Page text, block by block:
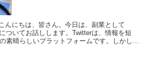
んにちは、皆さん。今日は、副業として
ついてお話しします。Twitterは、情報を短
素晴らしいプラットフォームです。しかし、